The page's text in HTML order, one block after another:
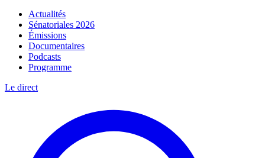
Actualités
Sénatoriales 2026
Émissions
Documentaires
Podcasts
Programme
Le direct